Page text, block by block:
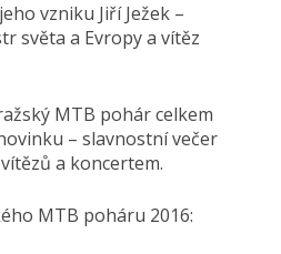
vzniku Jiří Ježek –
světa a Evropy a vítěz
MTB pohár celkem
– slavnostní večer
a koncertem.
MTB poháru 2016: